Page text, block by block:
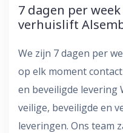
7 dagen per
verhuislift
We zijn 7 dagen per
op elk moment
en beveiligde levering
veilige, beveiligde en
leveringen. Ons team